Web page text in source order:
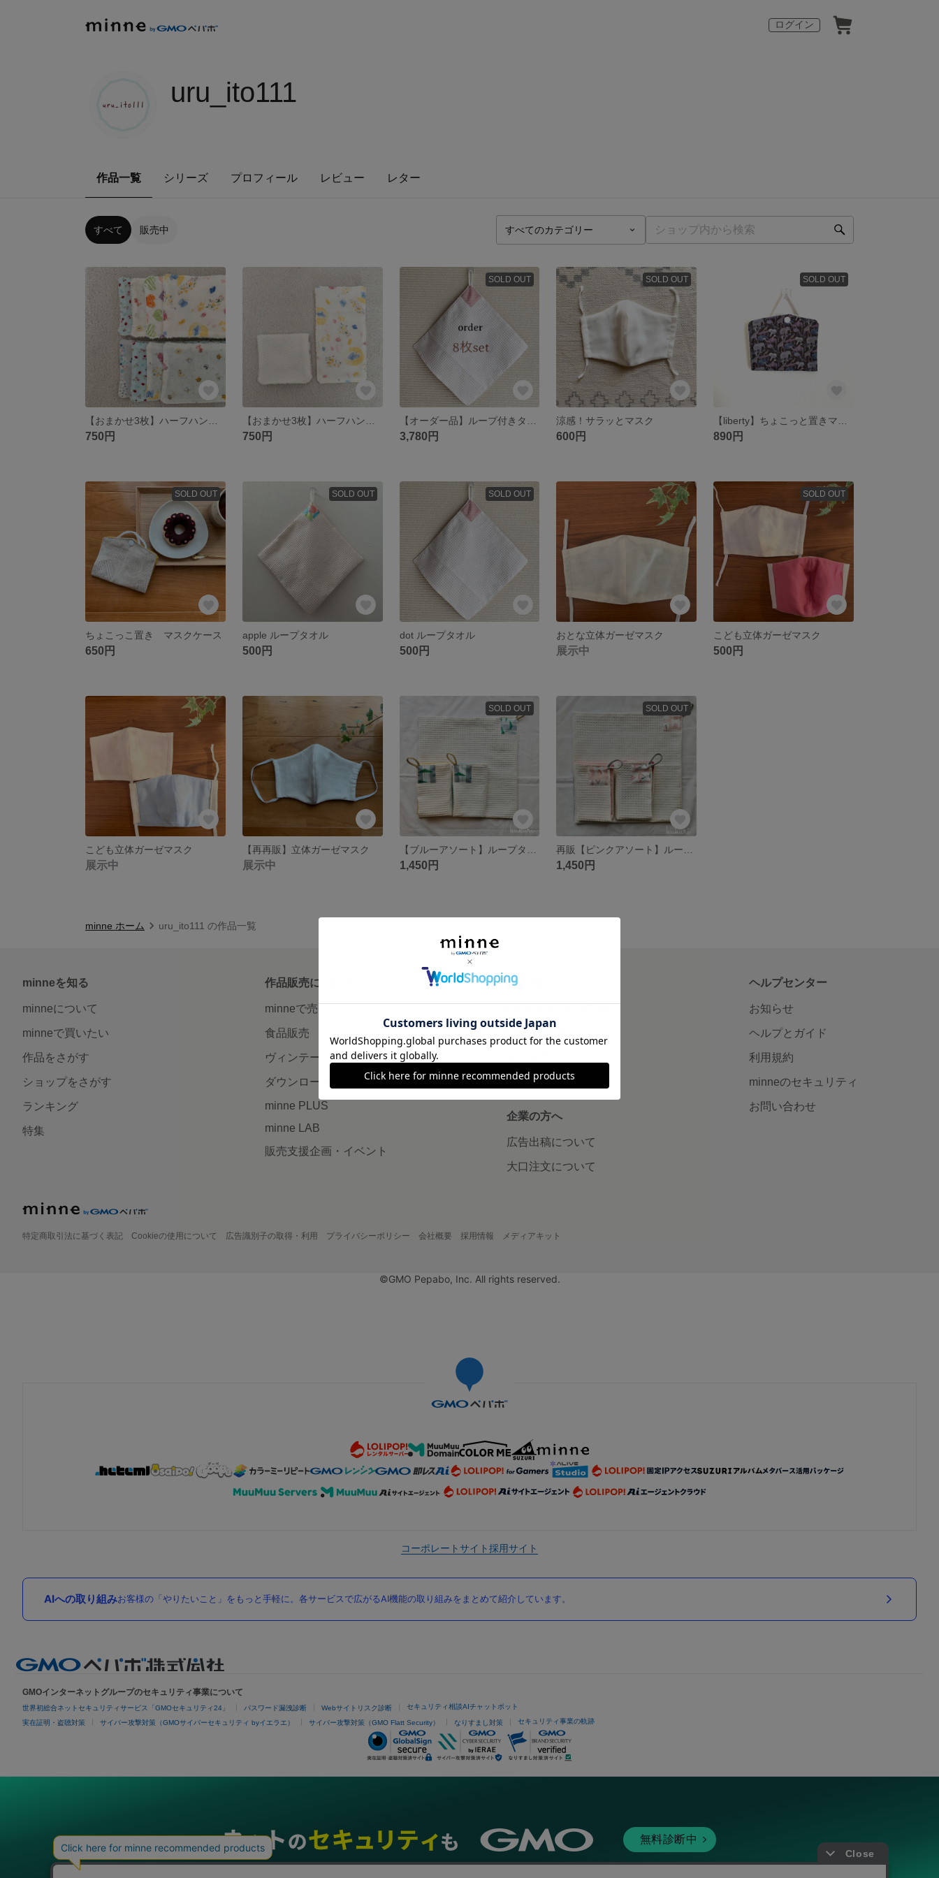
ログイン
uru_ito111
作品一覧 シリーズ プロフィール レビュー レター
すべて 販売中
750円 750円
SOLD OUT
3,780円
SOLD OUT
涼感！サラッとマスク
600円
SOLD OUT
890円
SOLD OUT
ちょこっこ置き マスクケース
650円
SOLD OUT
apple ループタオル
500円
SOLD OUT
dot ループタオル
500円
おとな立体ガーゼマスク
展示中
SOLD OUT
こども立体ガーゼマスク
500円
こども立体ガーゼマスク
展示中
【再再販】立体ガーゼマスク
展示中
SOLD OUT
1,450円
SOLD OUT
1,450円
minne ホーム uru_ito111 の作品一覧
minneを知る
minneについて
minneで買いたい
作品をさがす
ショップをさがす
ランキング
特集
作品販売について
minneで売りたい
食品販売
ヴィンテージ販売
ダウンロード販売
minne PLUS
minne LAB
販売支援企画・イベント
読みもの
minne学習帖
minneの本
企業の方へ
広告出稿について
大口注文について
ヘルプセンター
お知らせ
ヘルプとガイド
利用規約
minneのセキュリティ
お問い合わせ
特定商取引法に基づく表記 Cookieの使用について 広告識別子の取得・利用 プライバシーポリシー 会社概要 採用情報 メディアキット
©GMO Pepabo, Inc. All rights reserved.
コーポレートサイト採用サイト
AIへの取り組みお客様の「やりたいこと」をもっと手軽に。各サービスで広がるAI機能の取り組みをまとめて紹介しています。
GMOインターネットグループのセキュリティ事業について
世界初総合ネットセキュリティサービス「GMOセキュリティ24」 パスワード漏洩診断 Webサイトリスク診断 セキュリティ相談AIチャットボット
実在証明・盗聴対策 サイバー攻撃対策（GMOサイバーセキュリティ byイエラエ） サイバー攻撃対策（GMO Flatt Security） なりすまし対策 セキュリティ事業の軌跡
無料診断中